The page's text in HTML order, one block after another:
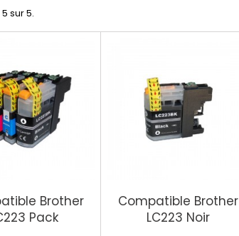
sur 5.
Brother
Pack
Compatible Brother
LC223 Noir